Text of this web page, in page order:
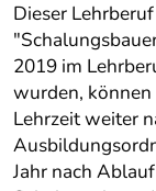
Dieser
2019 im
wurden, können
Lehrzeit weiter
Jahr nach